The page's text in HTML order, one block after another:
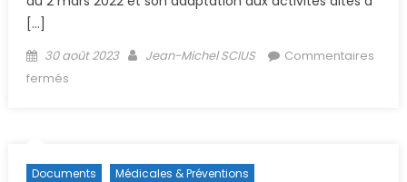
[…]
Posted on
30 août 2023 Author
Jean-Michel SCIUS
Commentaires
fermés
Documents Médicales & Préventions